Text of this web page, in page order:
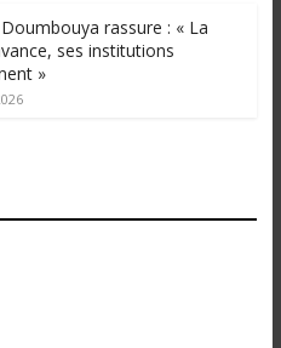
rassure : « La
ses institutions
»